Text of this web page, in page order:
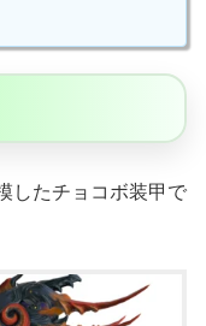
したチョコボ装甲で